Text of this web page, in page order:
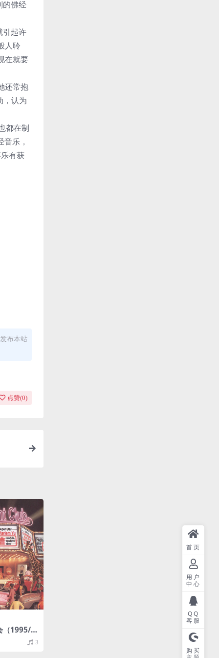
的佛经
引起许
人聆
在就要
还常抱
，认为
都在制
乐，
有获
布本站
点赞(0)
（1995/F
16b3
首页
用户
中心
QQ
客服
购买